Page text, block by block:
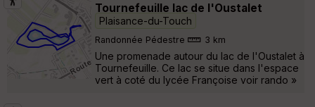
Tournefeuille lac de l'Oustalet
Plaisance-du-Touch
Randonnée Pédestre 3 km
Une promenade autour du lac de l'Oustalet à
Tournefeuille. Ce lac se situe dans l'espace
vert à coté du lycée Françoise voir rando »